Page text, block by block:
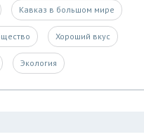
Кавказ в большом мире
Хороший вкус
Экология